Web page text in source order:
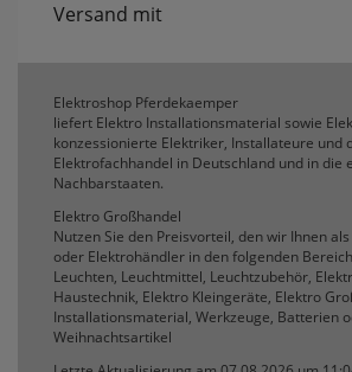
Versand mit
Elektroshop Pferdekaemper
liefert Elektro Installationsmaterial sowie
konzessionierte Elektriker, Installateure und
Elektrofachhandel in Deutschland und in die
Nachbarstaaten.
Elektro Großhandel
Nutzen Sie den Preisvorteil, den wir Ihnen
oder Elektrohändler in den folgenden
Leuchten, Leuchtmittel, Leuchtzubehör,
Haustechnik, Elektro Kleingeräte, Elektro
Installationsmaterial, Werkzeuge, Batterien
Weihnachtsartikel